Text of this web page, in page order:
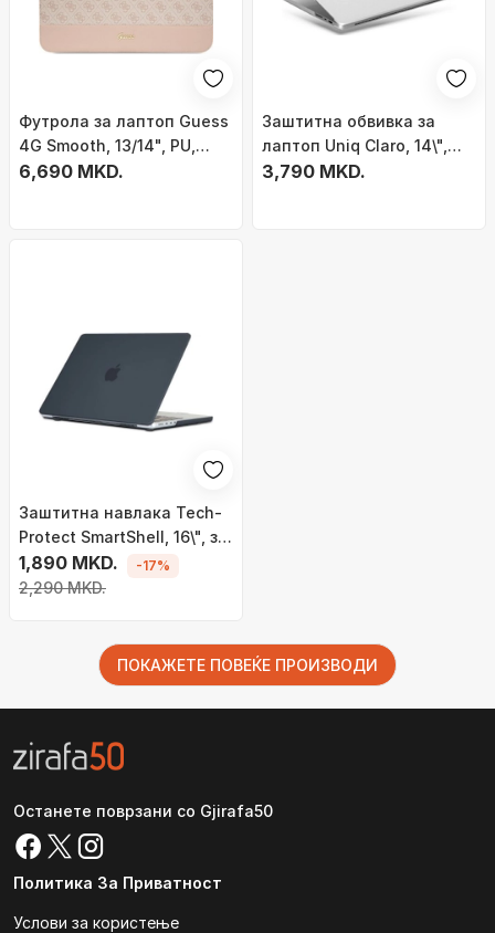
Футрола за лаптоп Guess
4G Smooth, 13/14", PU,
розова
6,690 MKD.
Заштитна обвивка за
лаптоп Uniq Claro, 14\",
поликарбонат,
3,790 MKD.
Заштитна навлака Tech-
Protect SmartShell, 16\", за
MacBook Pro 14, црна
1,890 MKD.
2,290 MKD.
-17%
ПОКАЖЕТЕ ПОВЕЌЕ ПРОИЗВОДИ
Останете поврзани со Gjirafa50
Политика За Приватност
Услови за користење